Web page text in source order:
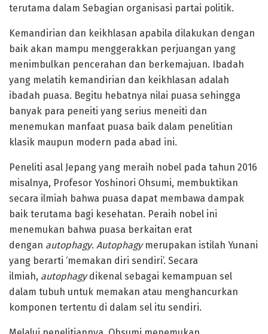
terutama dalam Sebagian organisasi partai politik.
Kemandirian dan keikhlasan apabila dilakukan dengan
baik akan mampu menggerakkan perjuangan yang
menimbulkan pencerahan dan berkemajuan. Ibadah
yang melatih kemandirian dan keikhlasan adalah
ibadah puasa. Begitu hebatnya nilai puasa sehingga
banyak para peneiti yang serius meneiti dan
menemukan manfaat puasa baik dalam penelitian
klasik maupun modern pada abad ini.
Peneliti asal Jepang yang meraih nobel pada tahun 2016
misalnya, Profesor Yoshinori Ohsumi, membuktikan
secara ilmiah bahwa puasa dapat membawa dampak
baik terutama bagi kesehatan. Peraih nobel ini
menemukan bahwa puasa berkaitan erat
dengan autophagy. Autophagymerupakan istilah Yunani
yang berarti ‘memakan diri sendiri’. Secara
ilmiah, autophagydikenal sebagai kemampuan sel
dalam tubuh untuk memakan atau menghancurkan
komponen tertentu di dalam sel itu sendiri.